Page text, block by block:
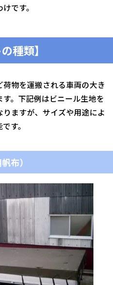
です。
種類】
物を運搬される車両の大き
。下記例はビニール生地を
ますが、サイズや用途によ
す。
布）